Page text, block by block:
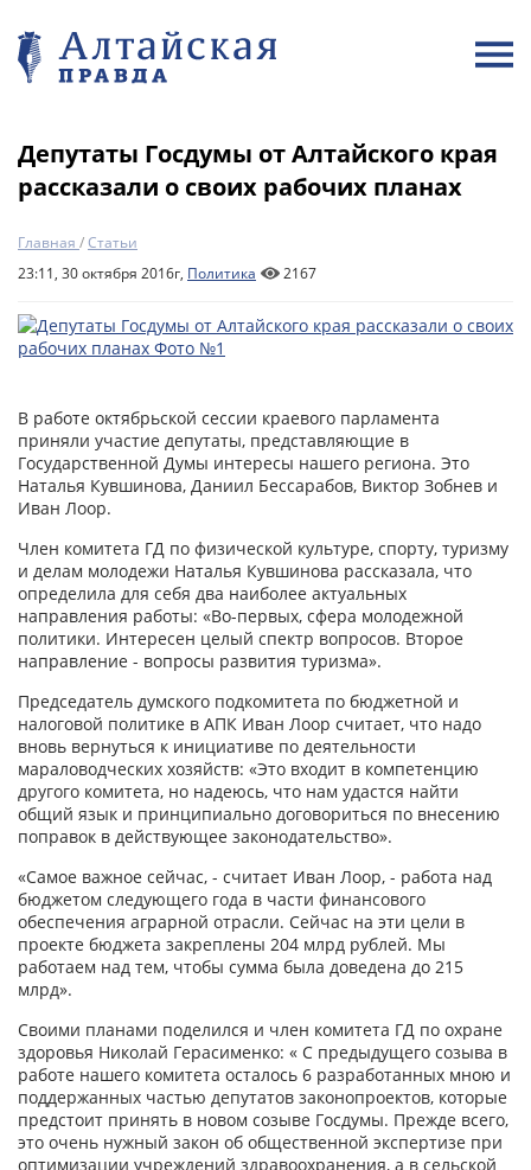
Депутаты Госдумы от Алтайского края
рассказали о своих рабочих планах
Главная /Статьи
23:11, 30 октября 2016г, Политика 2167
В работе октябрьской сессии краевого парламента
приняли участие депутаты, представляющие в
Государственной Думы интересы нашего региона. Это
Наталья Кувшинова, Даниил Бессарабов, Виктор Зобнев и
Иван Лоор.
Член комитета ГД по физической культуре, спорту, туризму
и делам молодежи Наталья Кувшинова рассказала, что
определила для себя два наиболее актуальных
направления работы: «Во-первых, сфера молодежной
политики. Интересен целый спектр вопросов. Второе
направление - вопросы развития туризма».
Председатель думского подкомитета по бюджетной и
налоговой политике в АПК Иван Лоор считает, что надо
вновь вернуться к инициативе по деятельности
мараловодческих хозяйств: «Это входит в компетенцию
другого комитета, но надеюсь, что нам удастся найти
общий язык и принципиально договориться по внесению
поправок в действующее законодательство».
«Самое важное сейчас, - считает Иван Лоор, - работа над
бюджетом следующего года в части финансового
обеспечения аграрной отрасли. Сейчас на эти цели в
проекте бюджета закреплены 204 млрд рублей. Мы
работаем над тем, чтобы сумма была доведена до 215
млрд».
Своими планами поделился и член комитета ГД по охране
здоровья Николай Герасименко: « С предыдущего созыва в
работе нашего комитета осталось 6 разработанных мною и
поддержанных частью депутатов законопроектов, которые
предстоит принять в новом созыве Госдумы. Прежде всего,
это очень нужный закон об общественной экспертизе при
оптимизации учреждений здравоохранения, а в сельской